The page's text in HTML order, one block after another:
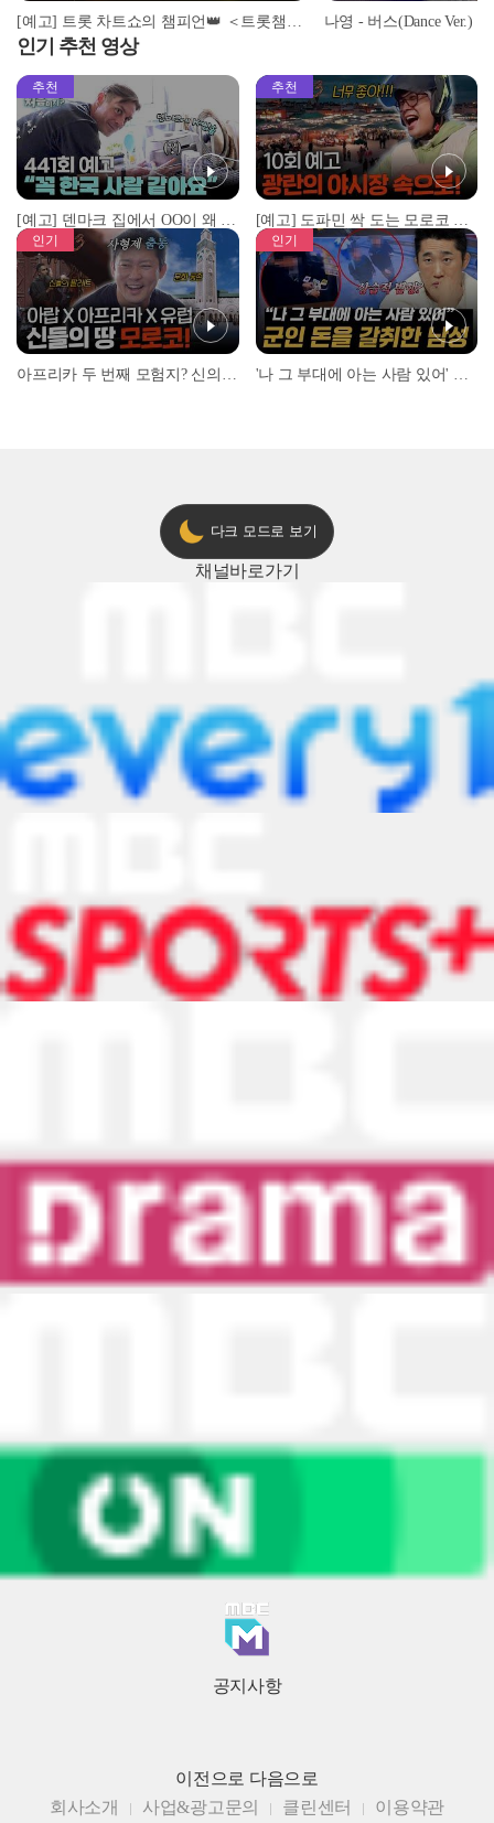
[예고] 트롯 차트쇼의 챔피언👑 ＜트롯챔피언＞ 74회 라인업 l 11월 13일 (목) 저녁 8시 MBC ON 방송 나영 - 버스(Dance Ver.) l
인기 추천 영상
추천
[예고] 덴마크 집에서 OO이 왜 나와...? 이상할 정도로 한국을 사랑하는 우리 형을 제보합니다!
추천
[예고] 도파민 싹 도는 모로코 야시장 투어!
인기 인기
다크 모드로 보기
채널바로가기
공지사항
이전으로 다음으로
회사소개
사업&광고문의 클린센터 이용약관